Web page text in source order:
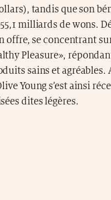
tandis que son
milliards de wons.
se concentrant
Pleasure»,
sains et agréables.
Young s’est ainsi
dites légères.